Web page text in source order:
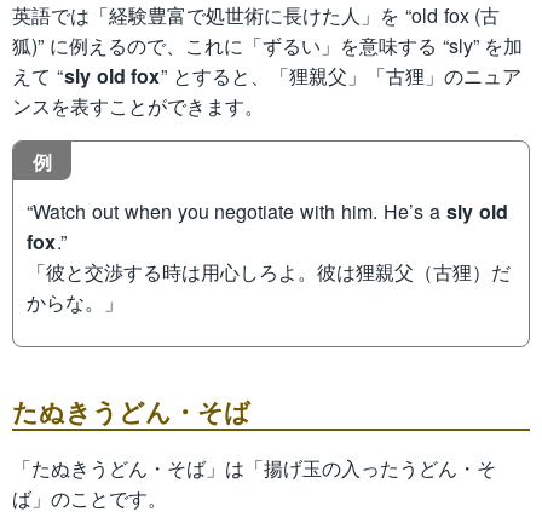
英語では「経験豊富で処世術に長けた人」を “old fox (古
狐)” に例えるので、これに「ずるい」を意味する “sly” を加
えて “sly old fox” とすると、「狸親父」「古狸」のニュア
ンスを表すことができます。
例
“Watch out when you negotiate with him. He’s a sly old
fox.”
「彼と交渉する時は用心しろよ。彼は狸親父（古狸）だ
からな。」
たぬきうどん・そば
「たぬきうどん・そば」は「揚げ玉の入ったうどん・そ
ば」のことです。